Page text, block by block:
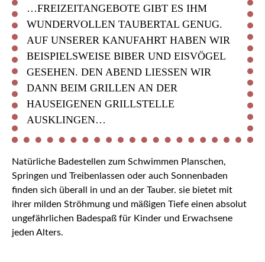
…FREIZEITANGEBOTE GIBT ES IHM
WUNDERVOLLEN TAUBERTAL GENUG.
AUF UNSERER KANUFAHRT HABEN WIR
BEISPIELSWEISE BIBER UND EISVÖGEL
GESEHEN. DEN ABEND LIESSEN WIR D
ANN BEIM GRILLEN AN DER H
AUSEIGENEN GRILLSTELLE A
USKLINGEN…
Natürliche Badestellen zum Schwimmen Planschen,
Springen und Treibenlassen oder auch Sonnenbaden
finden sich überall in und an der Tauber. sie bietet mit
ihrer milden Ströhmung und mäßigen Tiefe einen absolut
ungefährlichen Badespaß für Kinder und Erwachsene
jeden Alters.